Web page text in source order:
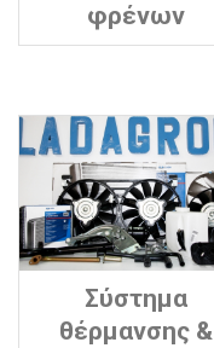
φρένων
Σύστημα
θέρμανσης &